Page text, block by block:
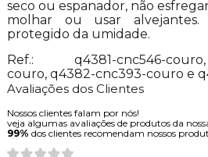
seco ou espanador, não
molhar ou usar
protegido da umidade.
Ref.: q4381-cnc546-
couro, q4382-cnc393-couro e
Avaliações dos Clientes
Nossos clientes falam por nós!
veja algumas avaliações de produtos da
99% dos clientes recomendam nossos